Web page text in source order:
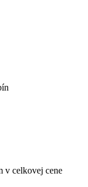
v celkovej cene